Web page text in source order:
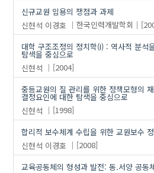
신규교원 임용의 쟁점과 과제
신현석 이경호 한국인력개발학회
대학 구조조정의 정치학(I) : 역사적 분석
탐색을 중심으로
신현석
[2004]
중등교원의 질 관리를 위한 정책모형의
결정요인에 대한 탐색을 중심으로
신현석
[1998]
합리적 보수체계 수립을 위한 교원보수
신현석 이경호
[2008]
교육공동체의 형성과 발전: 동.서양 공동